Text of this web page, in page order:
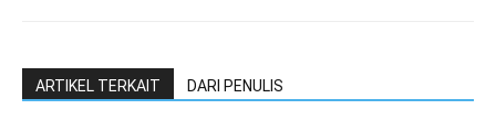
ARTIKEL TERKAIT DARI PENULIS